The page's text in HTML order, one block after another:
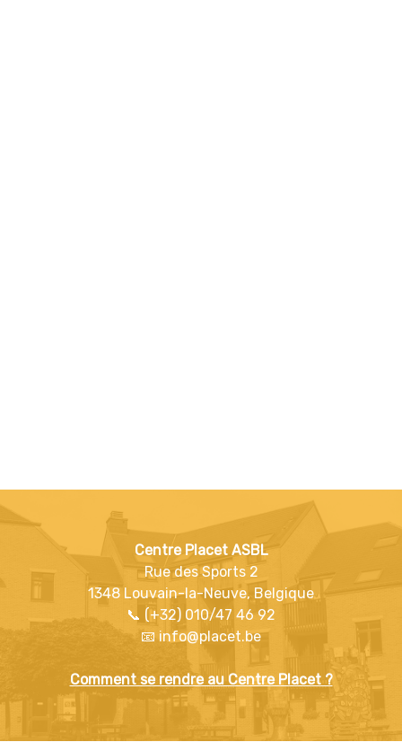
Centre Placet ASBL
Rue des Sports 2
1348 Louvain-la-Neuve, Belgique
📞 (+32) 010/47 46 92
📧 info@placet.be
Comment se rendre au Centre Placet ?